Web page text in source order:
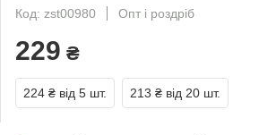
Код: zst00980
Опт і роздріб
229 ₴
224 ₴ від 5 шт. 213 ₴ від 20 шт.